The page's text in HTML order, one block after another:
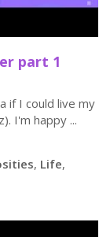
part 1
if I could live my
I'm happy ...
, Life,